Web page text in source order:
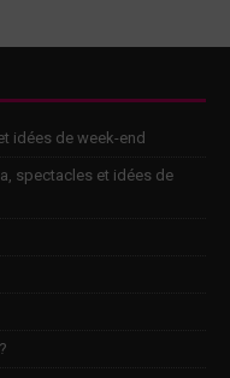
idées de week-end
spectacles et idées de